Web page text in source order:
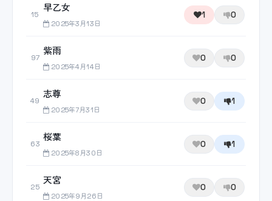
15
早乙女
2025年3月13日
1 0
97
紫雨
2025年4月14日
0 0
49
志尊
2025年7月31日
0 1
63
桜葉
2025年8月30日
0 1
25
天宮
2025年9月26日
0 0